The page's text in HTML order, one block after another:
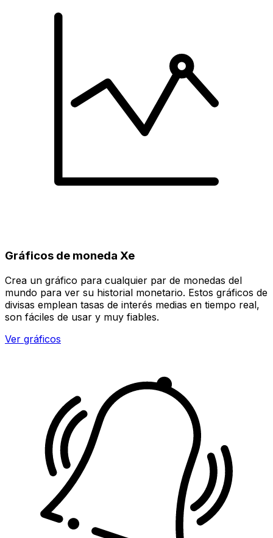
Gráficos de moneda Xe
Crea un gráfico para cualquier par de monedas del
mundo para ver su historial monetario. Estos gráficos de
divisas emplean tasas de interés medias en tiempo real,
son fáciles de usar y muy fiables.
Ver gráficos